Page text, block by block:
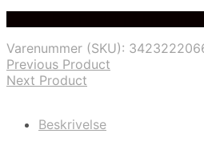
1.195,00 kr..695,00 kr..
Varenummer (SKU):
Previous Product
Next Product
Beskrivelse